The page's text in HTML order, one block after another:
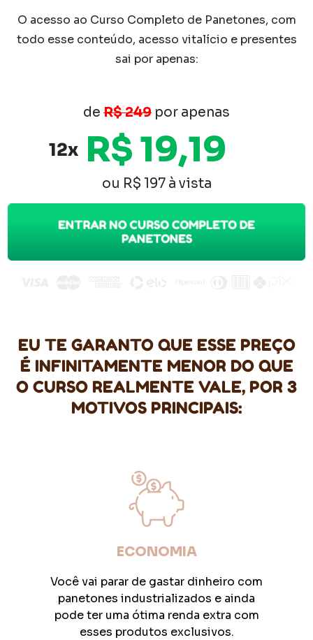
O acesso ao Curso Completo de Panetones, com
todo esse conteúdo, acesso vitalício e presentes
sai por apenas:
de R$ 249 por apenas
12x R$ 19,19
ou R$ 197 à vista
ENTRAR NO CURSO COMPLETO DE
PANETONES
EU TE GARANTO QUE ESSE PREÇO
É INFINITAMENTE MENOR DO QUE
O CURSO REALMENTE VALE, POR 3
MOTIVOS PRINCIPAIS:
ECONOMIA
Você vai parar de gastar dinheiro com
panetones industrializados e ainda
pode ter uma ótima renda extra com
esses produtos exclusivos.